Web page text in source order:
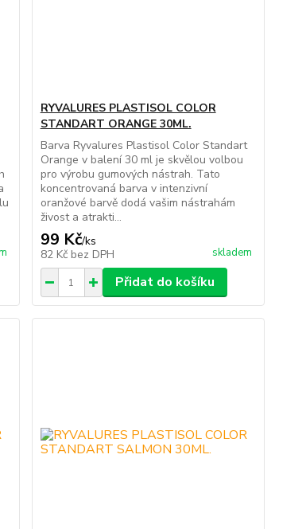
RYVALURES PLASTISOL COLOR
STANDART ORANGE 30ML.
Barva Ryvalures Plastisol Color Standart
Orange v balení 30 ml je skvělou volbou
pro výrobu gumových nástrah. Tato
koncentrovaná barva v intenzivní
oranžové barvě dodá vašim nástrahám
živost a atrakti...
99 Kč/ks
82 Kč bez DPH skladem
Přidat do košíku